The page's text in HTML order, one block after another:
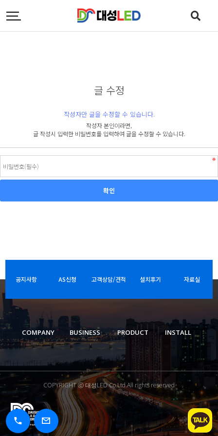
글 수정
작성자만 글을 수정할 수 있습니다.
작성자 본인이라면,
글 작성시 입력한 비밀번호를 입력하여 글을 수정할 수 있습니다.
공지사항 AS신청 고객상담/견적 설치후기 자료실
COMPANY BUSINESS PRODUCT INSTALL
COPYRIGHT ⓒ 대성LED Co.Ltd.All rights reserved